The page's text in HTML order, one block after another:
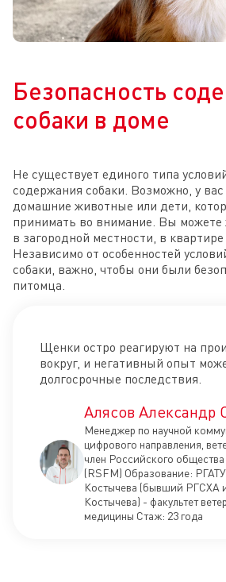
Безопасность
собаки в доме
Не существует единого типа
содержания собаки. Возможно, у вас
домашние животные или дети,
принимать во внимание. Вы можете
в загородной местности, в квартире
Независимо от особенностей
собаки, важно, чтобы они были
питомца.
Щенки остро реагируют на
вокруг, и негативный опыт
долгосрочные последствия.
Алясов Александр
Менеджер по научной
цифрового направления,
член Российского
(RSFM) Образование:
Костычева (бывший РГСХА
Костычева) - факультет
медицины Стаж: 23 года